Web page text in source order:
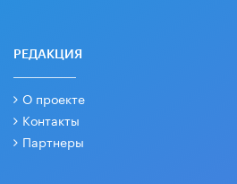
РЕДАКЦИЯ
О проекте
Контакты
Партнеры